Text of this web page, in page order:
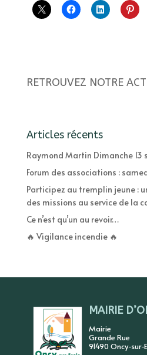
RETROUVEZ NOTRE
Articles récents
Raymond Martin Dimanche 13
Forum des associations :
Participez au tremplin jeune :
des missions au service de la
Ce n’est qu’un au revoir…
🔥 Vigilance incendie 🔥
MAIRIE
Mairie
Grande Rue
91490 Oncy-sur-